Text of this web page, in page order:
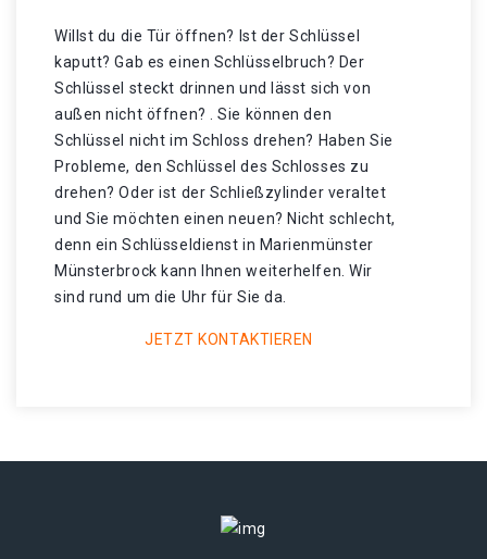
Willst du die Tür öffnen? Ist der Schlüssel
kaputt? Gab es einen Schlüsselbruch? Der
Schlüssel steckt drinnen und lässt sich von
außen nicht öffnen? . Sie können den
Schlüssel nicht im Schloss drehen? Haben Sie
Probleme, den Schlüssel des Schlosses zu
drehen? Oder ist der Schließzylinder veraltet
und Sie möchten einen neuen? Nicht schlecht,
denn ein Schlüsseldienst in Marienmünster
Münsterbrock kann Ihnen weiterhelfen. Wir
sind rund um die Uhr für Sie da.
JETZT KONTAKTIEREN